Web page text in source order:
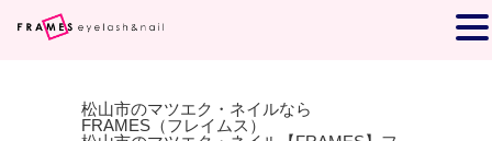
松山市のマツエク・ネイルなら
FRAMES（フレイムス）